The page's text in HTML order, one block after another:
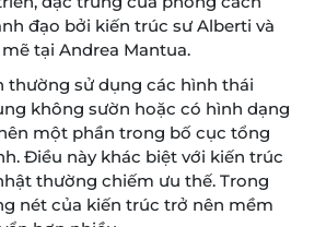
đạo bởi kiến trúc sư Alberti và
tại Andrea Mantua.
thường sử dụng các hình thái
không sườn hoặc có hình dạng
một phần trong bố cục tổng
Điều này khác biệt với kiến trúc
thường chiếm ưu thế. Trong
nét của kiến trúc trở nên mềm